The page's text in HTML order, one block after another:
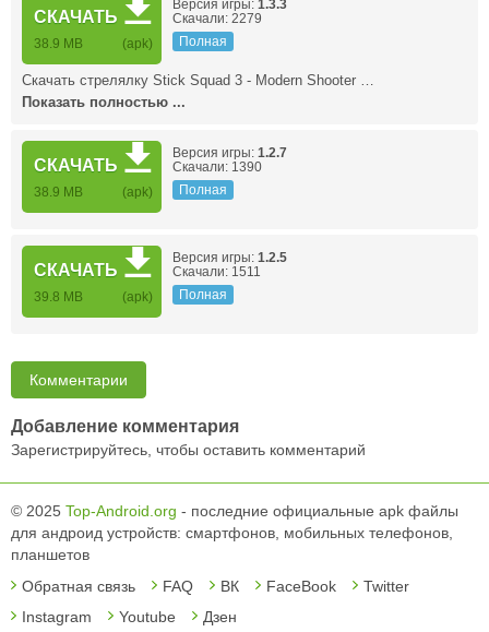
СКАЧАТЬ
38.9 MB (apk)
Версия игры: 1.3.3
Скачали: 2279
Полная
Скачать стрелялку Stick Squad 3 - Modern Shooter …
Показать полностью ...
СКАЧАТЬ
38.9 MB (apk)
Версия игры: 1.2.7
Скачали: 1390
Полная
СКАЧАТЬ
39.8 MB (apk)
Версия игры: 1.2.5
Скачали: 1511
Полная
Комментарии
Добавление комментария
Зарегистрируйтесь, чтобы оставить комментарий
© 2025 Top-Android.org - последние официальные apk файлы
для андроид устройств: смартфонов, мобильных телефонов,
планшетов
Обратная связь
FAQ ВК FaceBook
Twitter
Instagram
Youtube Дзен